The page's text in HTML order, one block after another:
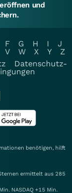
und
F G H I
J
V W X Y
Z
Datenschutz-
benötigen, hilft
ermittelt aus 285
NASDAQ +15 Min.